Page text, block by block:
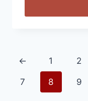
← 1 2
7 8 9